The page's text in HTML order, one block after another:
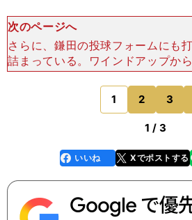
次のページへ
さらに、鎌田の投球フォームにも
詰まっている。ワインドアップか
い体重移動なのに、ボールは打者
いを増してくる。鎌田に聞くと「
着くのをギリギリ
1 2 3
1 / 3
faceboo
k
いいね Xでポストする
line